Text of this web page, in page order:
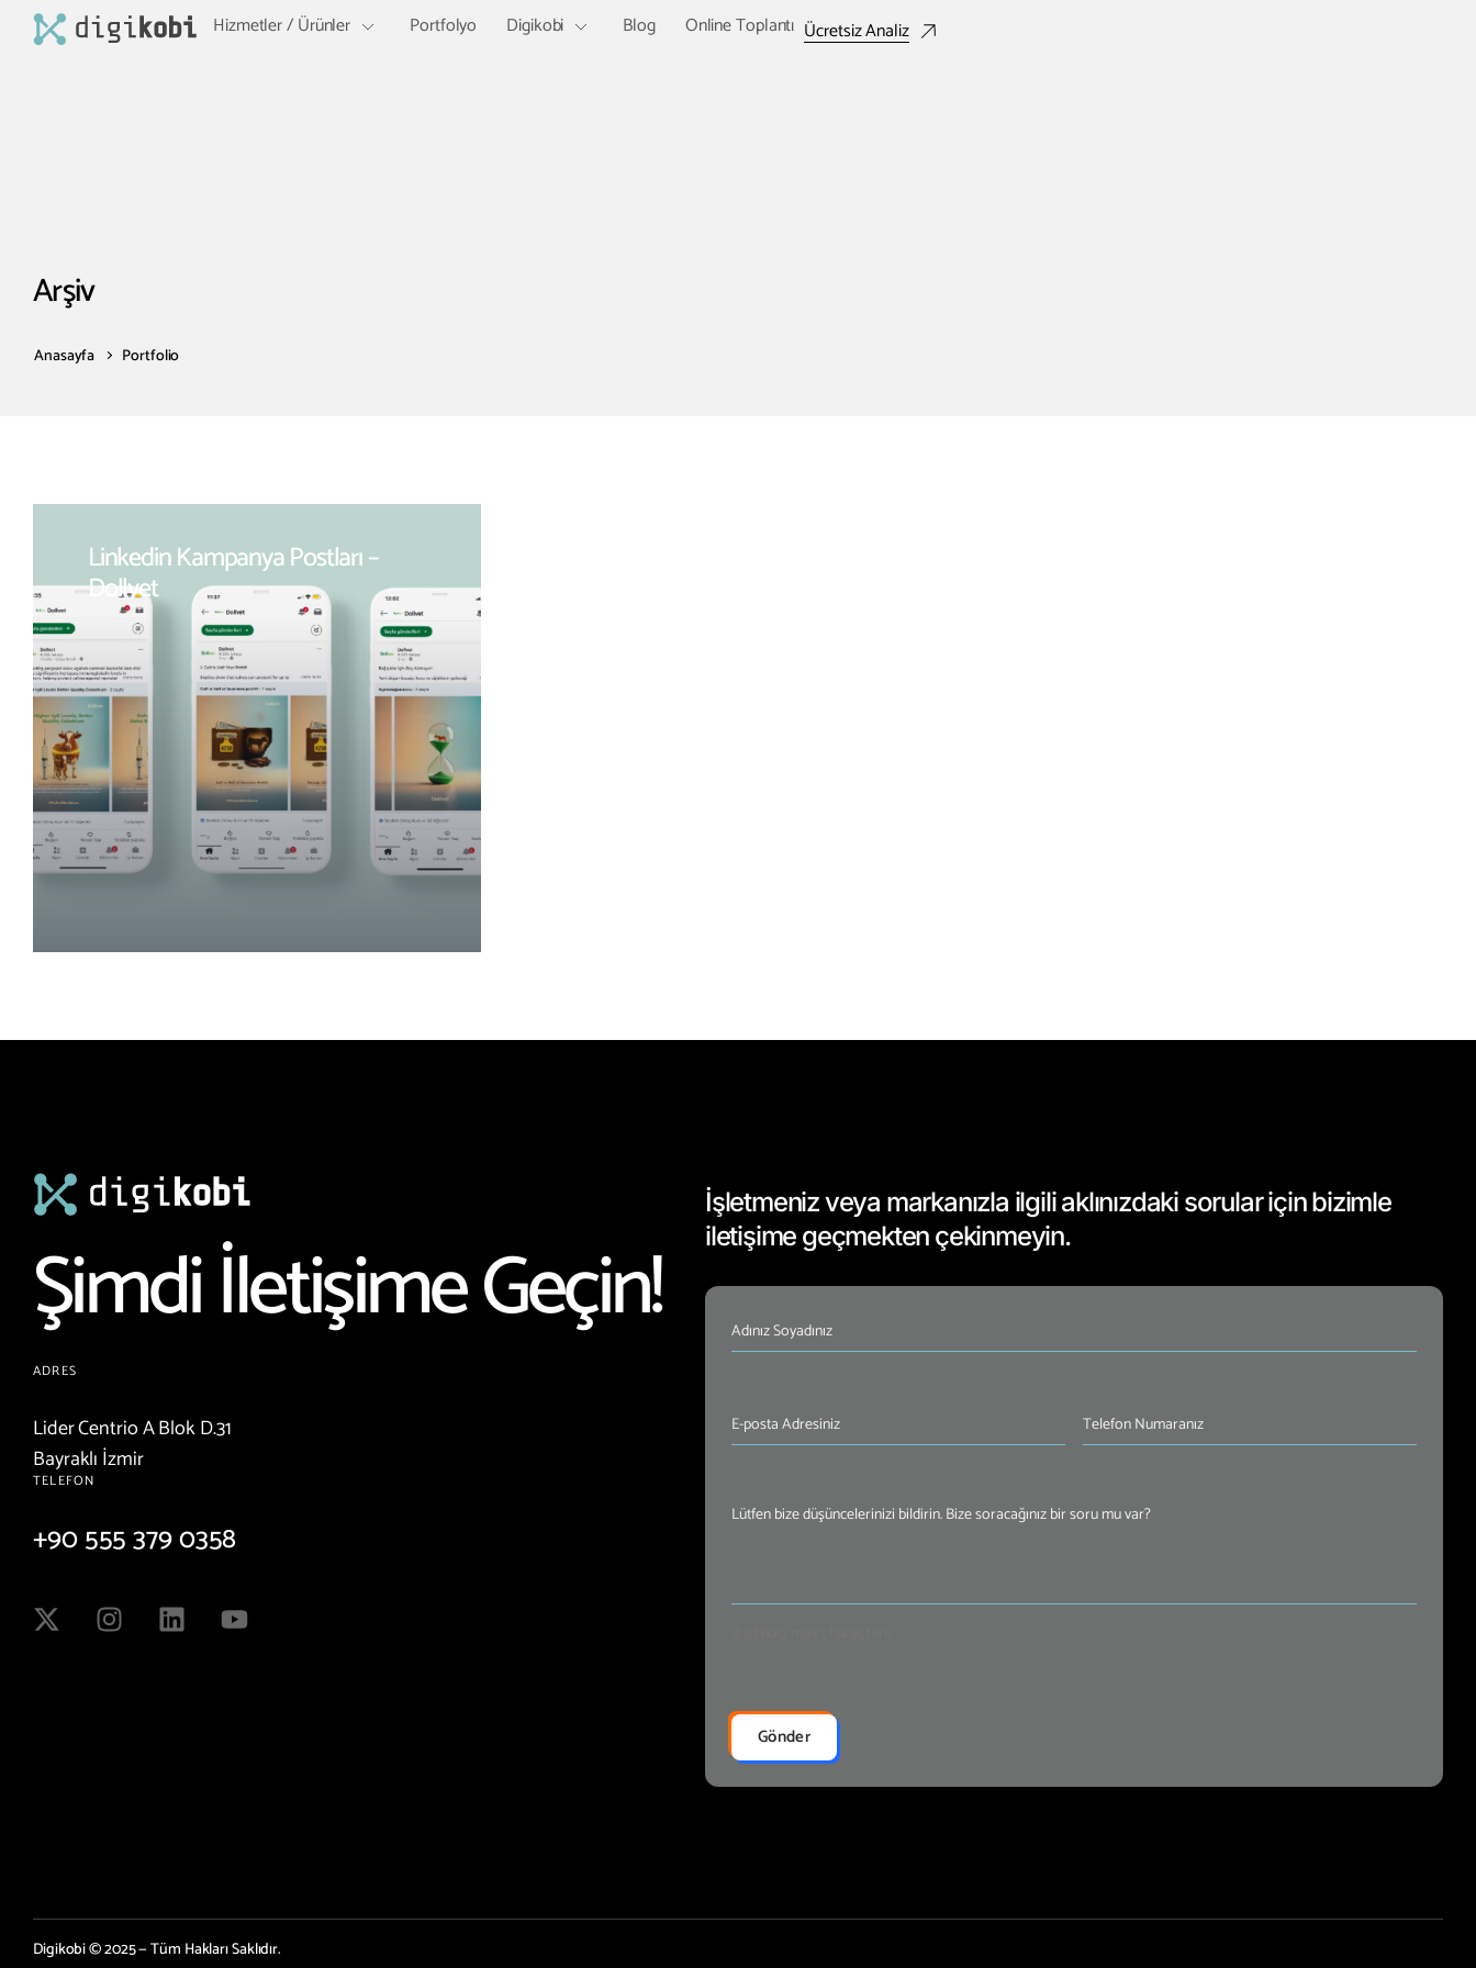
Hizmetler / Ürünler Portfolyo Digikobi Blog Online Toplantı Ücretsiz Analiz
Arşiv
Anasayfa Portfolio
Linkedin Kampanya Postları –
Dollvet
Şimdi İletişime Geçin!
ADRES
Lider Centrio A Blok D.31
Bayraklı İzmir
TELEFON
+90 555 379 0358
İşletmeniz veya markanızla ilgili aklınızdaki sorular için bizimle
iletişime geçmekten çekinmeyin.
İsim (Required)
E-
posta
Adresiniz(Required)
Telefon
Numaranız(Required)
Mesajınız(Required)
Digikobi © 2025 — Tüm Hakları Saklıdır.